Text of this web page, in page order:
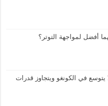
أفضل لمواجهة التوتر؟
يتوسع في الكونغو ويتجاوز قدرات